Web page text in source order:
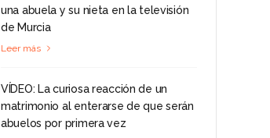
una abuela y su nieta en la televisión
de Murcia
Leer más
VÍDEO: La curiosa reacción de un
matrimonio al enterarse de que serán
abuelos por primera vez